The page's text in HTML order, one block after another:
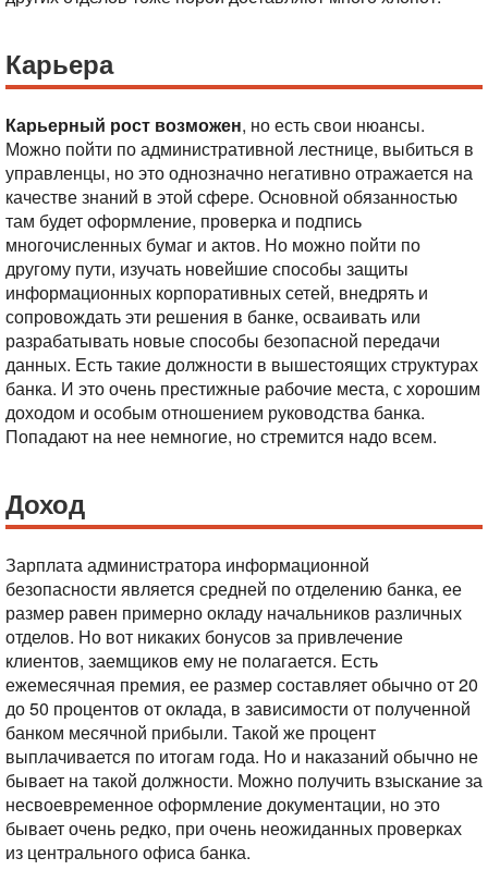
Карьера
Карьерный рост возможен, но есть свои нюансы.
Можно пойти по административной лестнице, выбиться в
управленцы, но это однозначно негативно отражается на
качестве знаний в этой сфере. Основной обязанностью
там будет оформление, проверка и подпись
многочисленных бумаг и актов. Но можно пойти по
другому пути, изучать новейшие способы защиты
информационных корпоративных сетей, внедрять и
сопровождать эти решения в банке, осваивать или
разрабатывать новые способы безопасной передачи
данных. Есть такие должности в вышестоящих структурах
банка. И это очень престижные рабочие места, с хорошим
доходом и особым отношением руководства банка.
Попадают на нее немногие, но стремится надо всем.
Доход
Зарплата администратора информационной
безопасности является средней по отделению банка, ее
размер равен примерно окладу начальников различных
отделов. Но вот никаких бонусов за привлечение
клиентов, заемщиков ему не полагается. Есть
ежемесячная премия, ее размер составляет обычно от 20
до 50 процентов от оклада, в зависимости от полученной
банком месячной прибыли. Такой же процент
выплачивается по итогам года. Но и наказаний обычно не
бывает на такой должности. Можно получить взыскание за
несвоевременное оформление документации, но это
бывает очень редко, при очень неожиданных проверках
из центрального офиса банка.